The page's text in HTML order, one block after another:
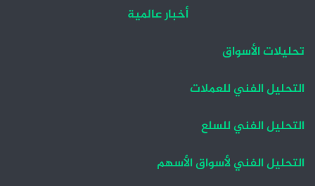
أخبار عالمية
تحليلات الأسواق
التحليل الفني للعملات
التحليل الفني للسلع
التحليل الفني لأسواق الأسهم